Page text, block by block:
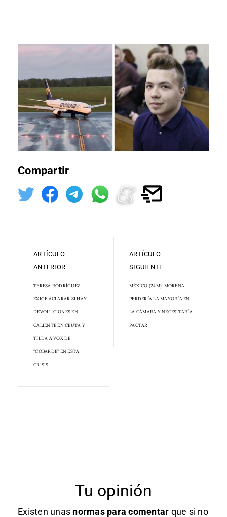
Compartir
ARTÍCULO
ANTERIOR
TERESA RODRÍGUEZ
EXIGE ACLARAR SI HAY
DEVOLUCIONES EN
CALIENTE EN CEUTA Y
TILDA A VOX DE
"COBARDE" EN ESTA
CRISIS
ARTÍCULO
SIGUIENTE
MÉXICO (24M): MORENA
PERDERÍA LA MAYORÍA EN
LA CÁMARA Y NECESITARÍA
PACTAR
Tu opinión
Existen unas normas para comentar que si no